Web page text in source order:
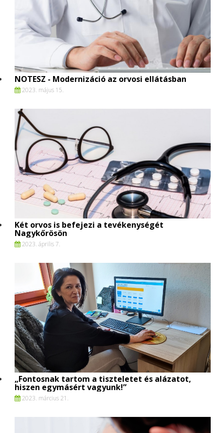
NOTESZ - Modernizáció az orvosi ellátásban
2023. május 15.
Két orvos is befejezi a tevékenységét
Nagykőrösön
2023. április 7.
„Fontosnak tartom a tiszteletet és alázatot,
hiszen egymásért vagyunk!”
2023. március 21.